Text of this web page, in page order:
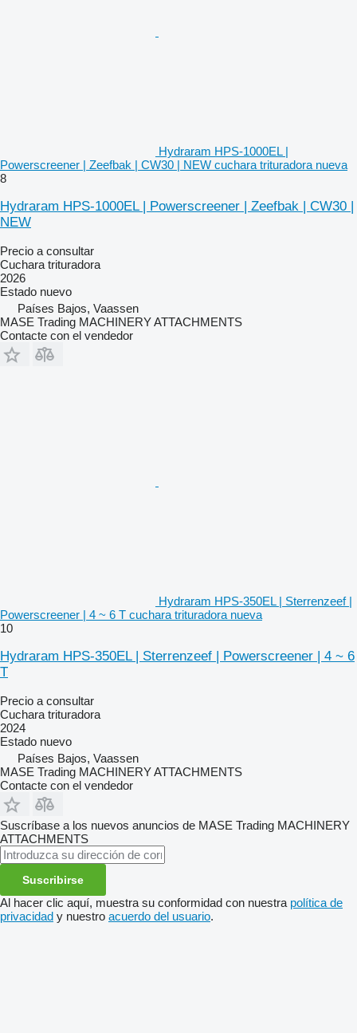
Hydraram HPS-1000EL |
Powerscreener | Zeefbak | CW30 | NEW cuchara trituradora nueva
8
Hydraram HPS-1000EL | Powerscreener | Zeefbak | CW30 |
NEW
Precio a consultar
Cuchara trituradora
2026
Estado nuevo
Países Bajos, Vaassen
MASE Trading MACHINERY ATTACHMENTS
Contacte con el vendedor
Hydraram HPS-350EL | Sterrenzeef |
Powerscreener | 4 ~ 6 T cuchara trituradora nueva
10
Hydraram HPS-350EL | Sterrenzeef | Powerscreener | 4 ~ 6
T
Precio a consultar
Cuchara trituradora
2024
Estado nuevo
Países Bajos, Vaassen
MASE Trading MACHINERY ATTACHMENTS
Contacte con el vendedor
Suscríbase a los nuevos anuncios de MASE Trading MACHINERY
ATTACHMENTS
Suscribirse
Al hacer clic aquí, muestra su conformidad con nuestra política de
privacidad y nuestro acuerdo del usuario.